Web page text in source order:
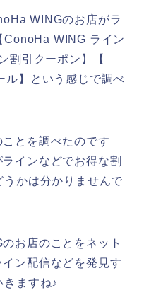
WINGのお店がラ
ConoHa WING ライン
割引クーポン】【
ル】という感じで調べ
とを調べたのです
インなどでお得な割
かは分かりませんで
お店のことをネット
ン配信などを発見す
きますね♪